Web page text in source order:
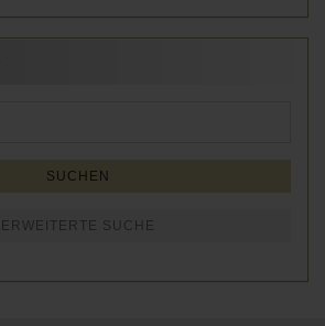
SUCHEN
ERWEITERTE SUCHE